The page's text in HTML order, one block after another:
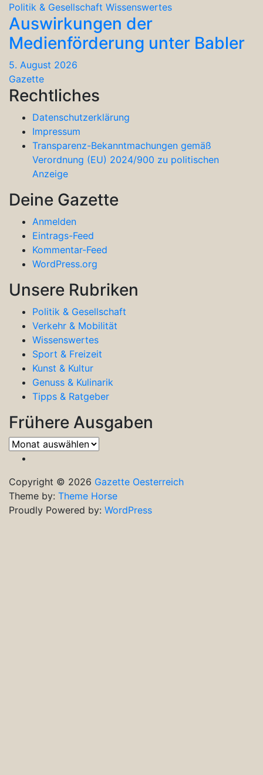
Politik & Gesellschaft Wissenswertes
Auswirkungen der
Medienförderung unter Babler
5. August 2026
Gazette
Rechtliches
Datenschutzerklärung
Impressum
Transparenz-Bekanntmachungen gemäß
Verordnung (EU) 2024/900 zu politischen
Anzeige
Deine Gazette
Anmelden
Eintrags-Feed
Kommentar-Feed
WordPress.org
Unsere Rubriken
Politik & Gesellschaft
Verkehr & Mobilität
Wissenswertes
Sport & Freizeit
Kunst & Kultur
Genuss & Kulinarik
Tipps & Ratgeber
Frühere Ausgaben
Frühere
Ausgaben
Copyright © 2026 Gazette Oesterreich
Theme by: Theme Horse
Proudly Powered by: WordPress